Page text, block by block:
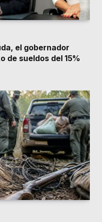
el gobernador
de sueldos del 15%